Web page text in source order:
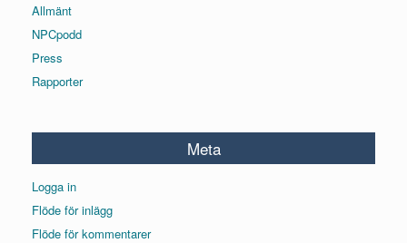
Allmänt
NPCpodd
Press
Rapporter
Meta
Logga in
Flöde för inlägg
Flöde för kommentarer